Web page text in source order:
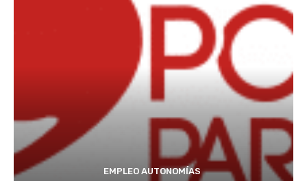
EMPLEO AUTONOMÍAS